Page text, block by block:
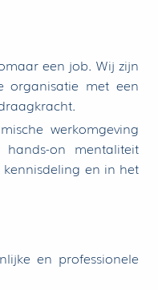
een job. Wij zijn
organisatie met een
werkomgeving
on mentaliteit
en in het
en professionele